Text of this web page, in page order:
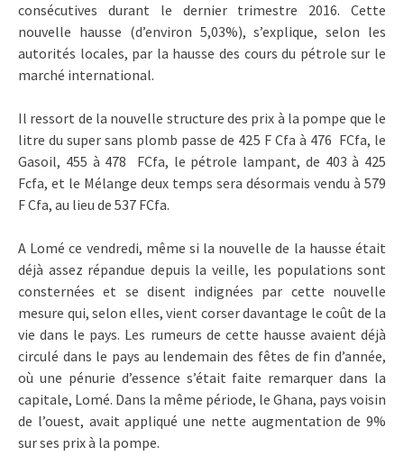
consécutives durant le dernier trimestre 2016. Cette
nouvelle hausse (d’environ 5,03%), s’explique, selon les
autorités locales, par la hausse des cours du pétrole sur le
marché international.
Il ressort de la nouvelle structure des prix à la pompe que le
litre du super sans plomb passe de 425 F Cfa à 476 FCfa, le
Gasoil, 455 à 478 FCfa, le pétrole lampant, de 403 à 425
Fcfa, et le Mélange deux temps sera désormais vendu à 579
F Cfa, au lieu de 537 FCfa.
A Lomé ce vendredi, même si la nouvelle de la hausse était
déjà assez répandue depuis la veille, les populations sont
consternées et se disent indignées par cette nouvelle
mesure qui, selon elles, vient corser davantage le coût de la
vie dans le pays. Les rumeurs de cette hausse avaient déjà
circulé dans le pays au lendemain des fêtes de fin d’année,
où une pénurie d’essence s’était faite remarquer dans la
capitale, Lomé. Dans la même période, le Ghana, pays voisin
de l’ouest, avait appliqué une nette augmentation de 9%
sur ses prix à la pompe.